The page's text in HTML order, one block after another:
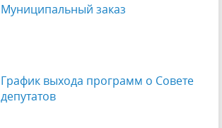
Муниципальный заказ
График выхода программ о Cовете
депутатов